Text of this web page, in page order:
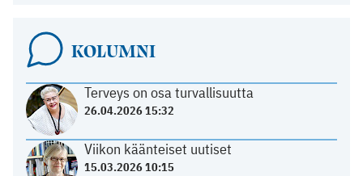
KOLUMNI
Terveys on osa turvallisuutta
26.04.2026 15:32
Viikon käänteiset uutiset
15.03.2026 10:15